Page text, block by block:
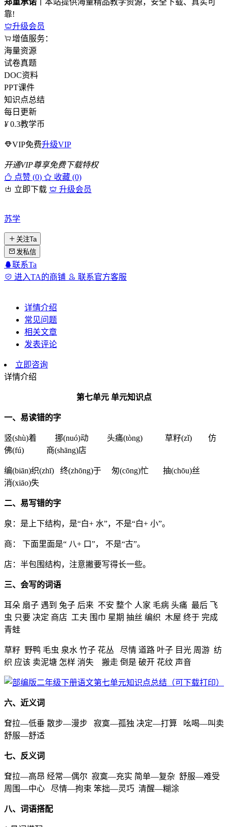
郑重承诺 丨本站提供海量精品教学资源，安全下载、真实可
靠!
升级会员
增值服务：
海量资源
试卷真题
DOC资料
PPT课件
知识点总结
每日更新
¥ 0.3教学币
VIP免费升级VIP
开通VIP尊享免费下载特权
点赞 (0)
收藏 (0)
立即下载
升级会员
苏学
关注Ta
发私信
联系Ta
进入TA的商铺
联系官方客服
详情介绍
常见问题
相关文章
发表评论
立即咨询
详情介绍
第七单元 单元知识点
一、易读错的字
竖(shù)着 挪(nuó)动 头痛(tòng) 草籽(zǐ) 仿
佛(fú) 商(shāng)店
编(biān)织(zhī) 终(zhōng)于 匆(cōng)忙 抽(chōu)丝
消(xiāo)失
二、易写错的字
泉：是上下结构，是“白+ 水”，不是“白+ 小”。
商： 下面里面是“ 八+ 口”， 不是“古”。
店：半包围结构，注意撇要写得长一些。
三、会写的词语
耳朵 扇子 遇到 兔子 后来 不安 整个 人家 毛病 头痛 最后 飞
虫 只要 决定 商店 工夫 围巾 星期 抽丝 编织 木屋 终于 完成
青蛙
草籽 野鸭 毛虫 泉水 竹子 花丛 尽情 道路 叶子 目光 周游 纺
织 应该 卖泥塘 怎样 消失 搬走 倒是 破开 花纹 声音
六、近义词
耷拉—低垂 散步—漫步 寂寞—孤独 决定—打算 吆喝—叫卖
舒服—舒适
七、反义词
耷拉—高昂 经常—偶尔 寂寞—充实 简单—复杂 舒服—难受
周围—中心 尽情—拘束 笨拙—灵巧 清醒—糊涂
八、词语搭配